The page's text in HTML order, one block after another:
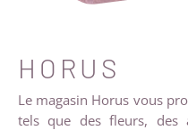
HORUS
Le magasin Horus vous
tels que des fleurs, des